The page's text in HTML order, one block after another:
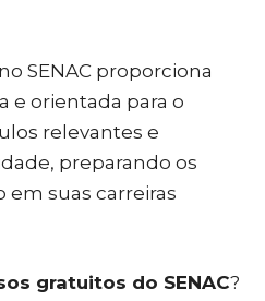
SENAC proporciona
e orientada para o
relevantes e
preparando os
em suas carreiras
gratuitos do SENAC?